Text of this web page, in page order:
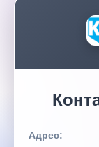
Адрес: